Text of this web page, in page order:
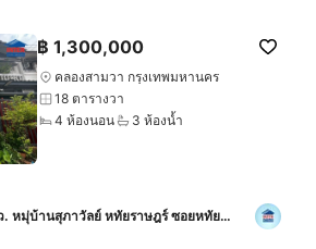
฿ 1,300,000
คลองสามวา กรุงเทพมหานคร
18 ตารางวา
4 ห้องนอน
3 ห้องน้ำ
. หมุ่บ้านสุภาวัลย์ หทัยราษฎร์ ซอยหทัย